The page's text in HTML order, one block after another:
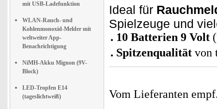
mit USB-Ladefunktion
WLAN-Rauch- und
Kohlenmonoxid-Melder mit
weltweiter App-
Benachrichtigung
NiMH-Akku Mignon (9V-
Block)
LED-Tropfen E14
(tageslichtweiß)
Ideal für
Spielzeuge und
10 Batterien 9 Volt
Spitzenqualität von
Vom Lieferanten